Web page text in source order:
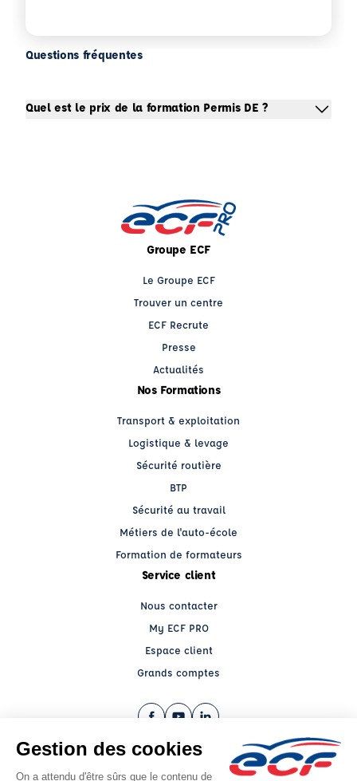
Questions fréquentes
Quel est le prix de la formation Permis DE ?
Groupe ECF
Le Groupe ECF
Trouver un centre
ECF Recrute
Presse
Actualités
Nos Formations
Transport & exploitation
Logistique & levage
Sécurité routière
BTP
Sécurité au travail
Métiers de l'auto-école
Formation de formateurs
Service client
Nous contacter
My ECF PRO
Espace client
Grands comptes